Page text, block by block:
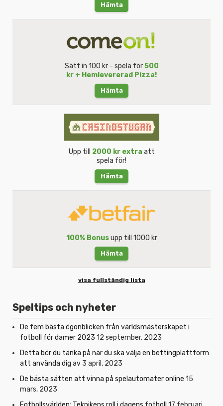
Hämta
Sätt in 100 kr - spela för500
kr + Hemlevererad Pizza!
Hämta
Upp till 2000 kr extra att
spela för!
Hämta
100% Bonusupp till 1000 kr
Hämta
visa fullständig lista
Speltips och nyheter
De fem bästa ögonblicken från världsmästerskapet i
fotboll för damer 2023 12 september, 2023
Detta bör du tänka på när du ska välja en bettingplattform
att använda dig av 3 april, 2023
De bästa sätten att vinna på spelautomater online 15
mars, 2023